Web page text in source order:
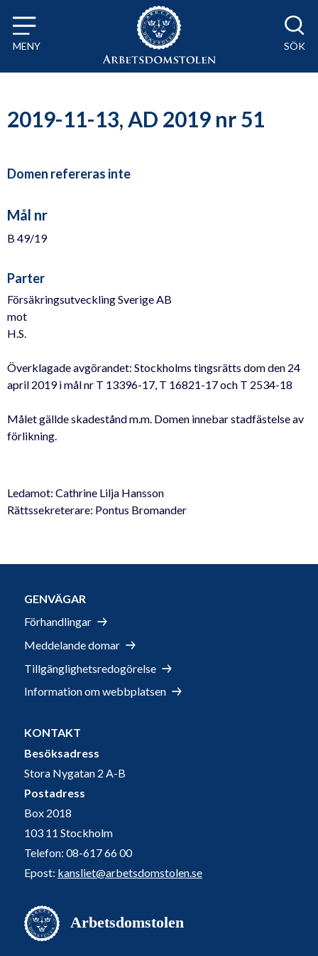
Till innehåll på sidan x
MENY SÖK
2019-11-13, AD 2019 nr 51
Domen refereras inte
Mål nr
B 49/19
Parter
Försäkringsutveckling Sverige AB
mot
H.S.
Överklagade avgörandet: Stockholms tingsrätts dom den 24
april 2019 i mål nr T 13396-17, T 16821-17 och T 2534-18
Målet gällde skadestånd m.m. Domen innebar stadfästelse av
förlikning.
Ledamot: Cathrine Lilja Hansson
Rättssekreterare: Pontus Bromander
GENVÄGAR
Förhandlingar
Meddelande domar
Tillgänglighetsredogörelse
Information om webbplatsen
KONTAKT
Besöksadress
Stora Nygatan 2 A-B
Postadress
Box 2018
103 11 Stockholm
Telefon: 08-617 66 00
Epost: kansliet@arbetsdomstolen.se